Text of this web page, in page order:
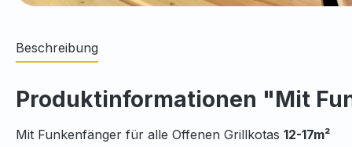
Beschreibung
Produktinformationen "Mit
Mit Funkenfänger für alle Offenen Grillkotas 12-17m²